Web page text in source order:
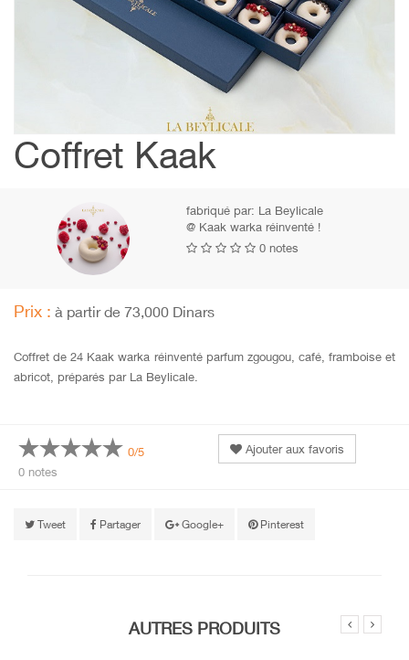
Coffret Kaak
fabriqué par: La Beylicale
@ Kaak warka réinventé !
0 notes
Prix : à partir de 73,000 Dinars
Coffret de 24 Kaak warka réinventé parfum zgougou, café, framboise et
abricot, préparés par La Beylicale.
0/5
Ajouter aux favoris
0 notes
Tweet Partager Google+ Pinterest
AUTRES PRODUITS